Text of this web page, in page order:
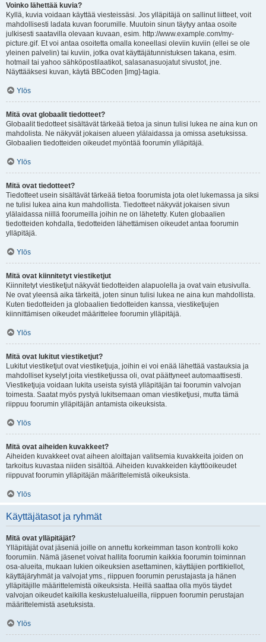
Voinko lähettää kuvia?
Kyllä, kuvia voidaan käyttää viesteissäsi. Jos ylläpitäjä on sallinut liitteet, voit
mahdollisesti ladata kuvan foorumille. Muutoin sinun täytyy antaa osoite
julkisesti saatavilla olevaan kuvaan, esim. http://www.example.com/my-
picture.gif. Et voi antaa osoitetta omalla koneellasi oleviin kuviin (ellei se ole
yleinen palvelin) tai kuviin, jotka ovat käyttäjätunnistuksen takana, esim.
hotmail tai yahoo sähköpostilaatikot, salasanasuojatut sivustot, jne.
Näyttääksesi kuvan, käytä BBCoden [img]-tagia.
Ylös
Mitä ovat globaalit tiedotteet?
Globaalit tiedotteet sisältävät tärkeää tietoa ja sinun tulisi lukea ne aina kun on
mahdolista. Ne näkyvät jokaisen alueen ylälaidassa ja omissa asetuksissa.
Globaalien tiedotteiden oikeudet myöntää foorumin ylläpitäjä.
Ylös
Mitä ovat tiedotteet?
Tiedotteet usein sisältävät tärkeää tietoa foorumista jota olet lukemassa ja siksi
ne tulisi lukea aina kun mahdollista. Tiedotteet näkyvät jokaisen sivun
ylälaidassa niillä foorumeilla joihin ne on lähetetty. Kuten globaalien
tiedotteiden kohdalla, tiedotteiden lähettämisen oikeudet antaa foorumin
ylläpitäjä.
Ylös
Mitä ovat kiinnitetyt viestiketjut
Kiinnitetyt viestiketjut näkyvät tiedotteiden alapuolella ja ovat vain etusivulla.
Ne ovat yleensä aika tärkeitä, joten sinun tulisi lukea ne aina kun mahdollista.
Kuten tiedotteiden ja globaalien tiedotteiden kanssa, viestiketjujen
kiinnittämisen oikeudet määrittelee foorumin ylläpitäjä.
Ylös
Mitä ovat lukitut viestiketjut?
Lukitut viestiketjut ovat viestiketjuja, joihin ei voi enää lähettää vastauksia ja
mahdolliset kyselyt joita viestiketjussa oli, ovat päättyneet automaattisesti.
Viestiketjuja voidaan lukita useista syistä ylläpitäjän tai foorumin valvojan
toimesta. Saatat myös pystyä lukitsemaan oman viestiketjusi, mutta tämä
riippuu foorumin ylläpitäjän antamista oikeuksista.
Ylös
Mitä ovat aiheiden kuvakkeet?
Aiheiden kuvakkeet ovat aiheen aloittajan valitsemia kuvakkeita joiden on
tarkoitus kuvastaa niiden sisältöä. Aiheiden kuvakkeiden käyttöoikeudet
riippuvat foorumin ylläpitäjän määrittelemistä oikeuksista.
Ylös
Käyttäjätasot ja ryhmät
Mitä ovat ylläpitäjät?
Ylläpitäjät ovat jäseniä joille on annettu korkeimman tason kontrolli koko
foorumiin. Nämä jäsenet voivat hallita foorumin kaikkia foorumin toiminnan
osa-alueita, mukaan lukien oikeuksien asettaminen, käyttäjien porttikiellot,
käyttäjäryhmät ja valvojat yms., riippuen foorumin perustajasta ja hänen
ylläpitäjille määrittelemistä oikeuksista. Heillä saattaa olla myös täydet
valvojan oikeudet kaikilla keskustelualueilla, riippuen foorumin perustajan
määrittelemistä asetuksista.
Ylös